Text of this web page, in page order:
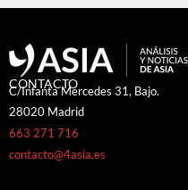
CONTACTO
C/Infanta Mercedes 31, Bajo.
28020 Madrid
663 271 716
contacto@4asia.es